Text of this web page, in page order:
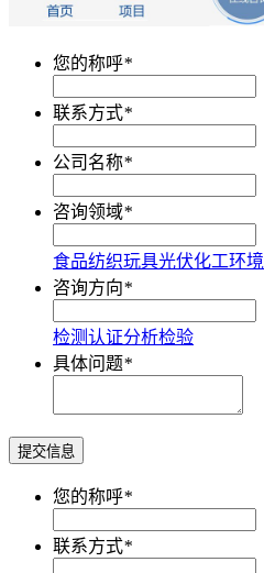
您的称呼*
联系方式*
公司名称*
咨询领域*
食品纺织玩具光伏化工环境
咨询方向*
检测认证分析检验
具体问题*
提交信息
您的称呼*
联系方式*